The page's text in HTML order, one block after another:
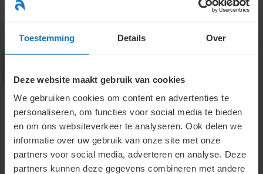
Toestemming Details Over
Deze website maakt gebruik van cookies
We gebruiken cookies om content en advertenties te
personaliseren, om functies voor social media te bieden
en om ons websiteverkeer te analyseren. Ook delen we
informatie over uw gebruik van onze site met onze
partners voor social media, adverteren en analyse. Deze
partners kunnen deze gegevens combineren met andere
naar
inhoud
7. Verjaring, verval en
rechtsverwerking van
vorderingen